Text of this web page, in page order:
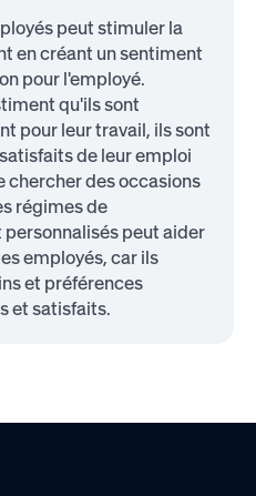
peut stimuler la
en créant un sentiment
pour l'employé.
qu'ils sont
pour leur travail, ils sont
de leur emploi
chercher des occasions
régimes de
peut aider
employés, car ils
et préférences
et satisfaits.